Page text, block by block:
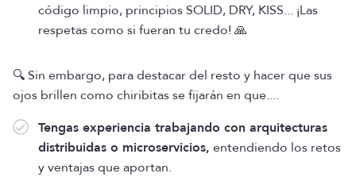
código limpio, principios SOLID, DRY, KISS... ¡Las
respetas como si fueran tu credo! 🙏
🔍 Sin embargo, para destacar del resto y hacer que sus
ojos brillen como chiribitas se fijarán en que....
Tengas experiencia trabajando con arquitecturas
distribuidas o microservicios, entendiendo los retos
y ventajas que aportan.